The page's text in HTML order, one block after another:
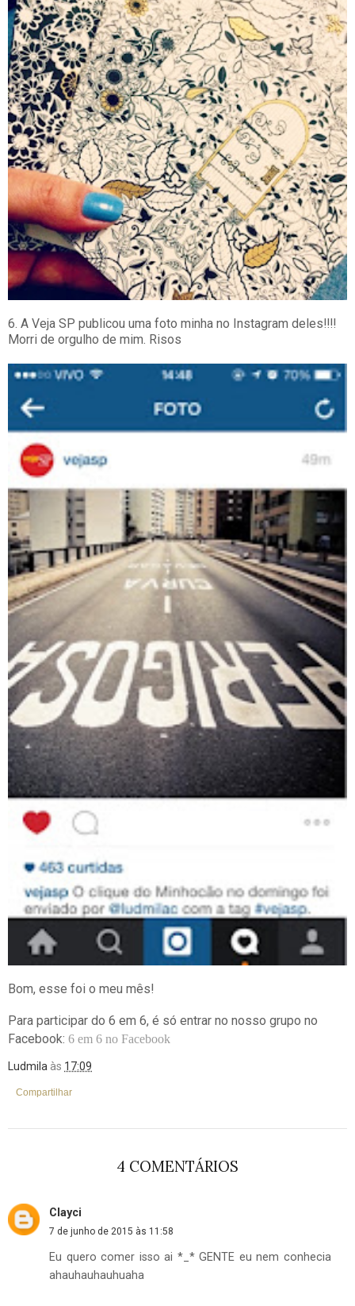
6. A Veja SP publicou uma foto minha no Instagram deles!!!!
Morri de orgulho de mim. Risos
Bom, esse foi o meu mês!
Para participar do 6 em 6, é só entrar no nosso grupo no
Facebook: 6 em 6 no Facebook
Ludmila às 17:09
Compartilhar
4 COMENTÁRIOS
Clayci
7 de junho de 2015 às 11:58
Eu quero comer isso ai *_* GENTE eu nem conhecia
ahauhauhauhuaha